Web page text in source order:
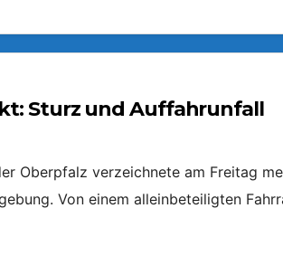
Sturz und Auffahrunfall
Oberpfalz verzeichnete am Freitag
Von einem alleinbeteiligten